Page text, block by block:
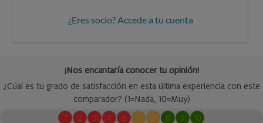
¿Eres socio? Accede a tu cuenta